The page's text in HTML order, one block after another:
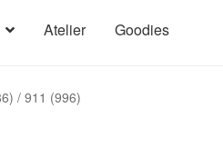
Atelier Goodies
/ 911 (996)